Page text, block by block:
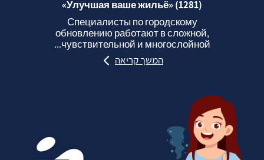
«Улучшая ваше жильё» (1281)
Специалисты по городскому
обновлению работают в сложной,
чувствительной и многослойной...
המשך קריאה